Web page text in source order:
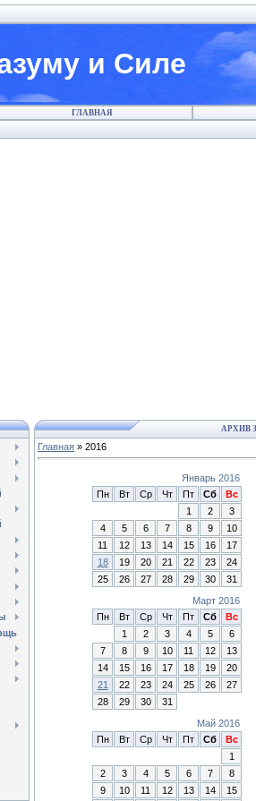
и Силе
ГЛАВНАЯ
АРХИВ
Главная » 2016
Январь 2016
Пн
Вт Ср Чт Пт Сб
Вс
1
2
3
4
5 6 7 8 9
10
11
12 13 14 15 16
17
18
19 20 21 22 23
24
25
26 27 28 29 30
31
Март 2016
Пн
Вт Ср Чт Пт Сб
Вс
1
2 3 4 5
6
7
8 9 10 11 12
13
14
15 16 17 18 19
20
21
22 23 24 25 26
27
28
29 30
31
Май 2016
Пн
Вт Ср Чт Пт Сб
Вс
1
2
3 4 5 6 7
8
9
10 11 12 13 14
15